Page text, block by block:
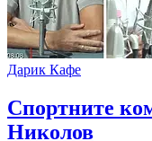
Дарик Кафе
Спортните
Николов